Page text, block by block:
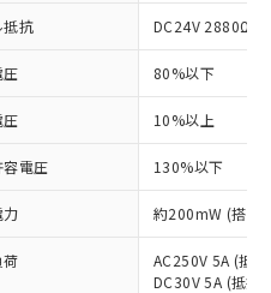
抵抗 DC24V 2880Ω
圧 80%以下
圧 10%以上
電圧 130%以下
力 約200mW (搭載
荷
AC250V 5A (抵
DC30V 5A (抵抗